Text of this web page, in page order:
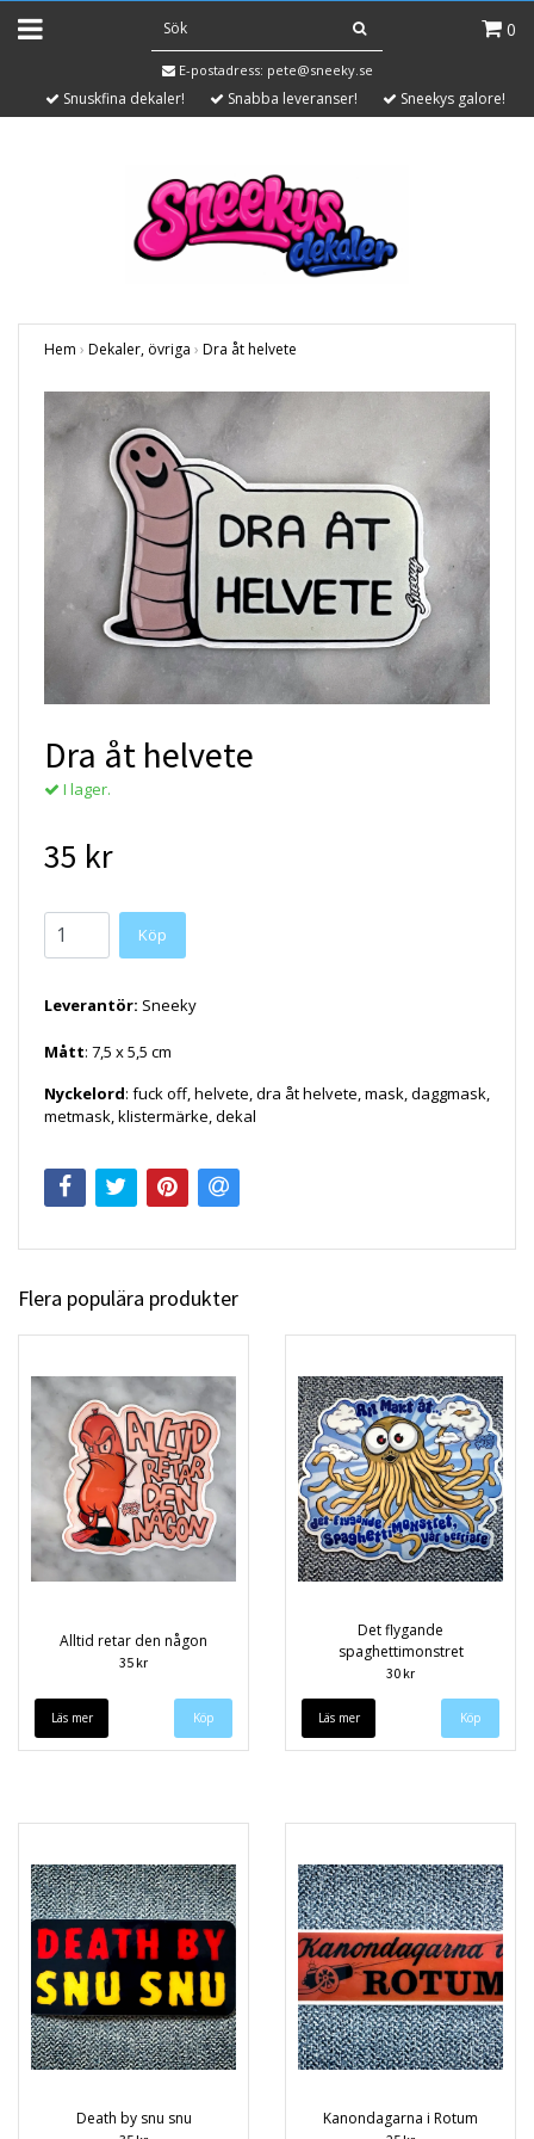
0
E-postadress: pete@sneeky.se
Snuskfina dekaler! Snabba leveranser! Sneekys galore!
Hem › Dekaler, övriga › Dra åt helvete
Dra åt helvete
I lager.
35 kr
Köp
Leverantör: Sneeky
Mått: 7,5 x 5,5 cm
Nyckelord: fuck off, helvete, dra åt helvete, mask, daggmask,
metmask, klistermärke, dekal
Flera populära produkter
Alltid retar den någon
35 kr
Läs mer
Det flygande
spaghettimonstret
30 kr
Läs mer
Death by snu snu Kanondagarna i Rotum